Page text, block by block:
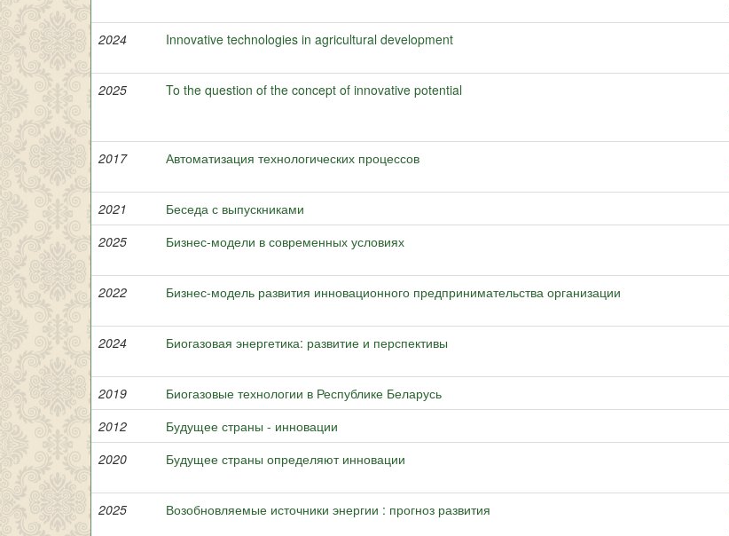
2024
Innovative technologies in agricultural development
2025
To the question of the concept of innovative potential
2017
Автоматизация технологических процессов
2021
Беседа с выпускниками
2025
Бизнес-модели в современных условиях
2022
Бизнес-модель развития инновационного предпринимательства организации
2024
Биогазовая энергетика: развитие и перспективы
2019
Биогазовые технологии в Республике Беларусь
2012
Будущее страны - инновации
2020
Будущее страны определяют инновации
2025
Возобновляемые источники энергии : прогноз развития